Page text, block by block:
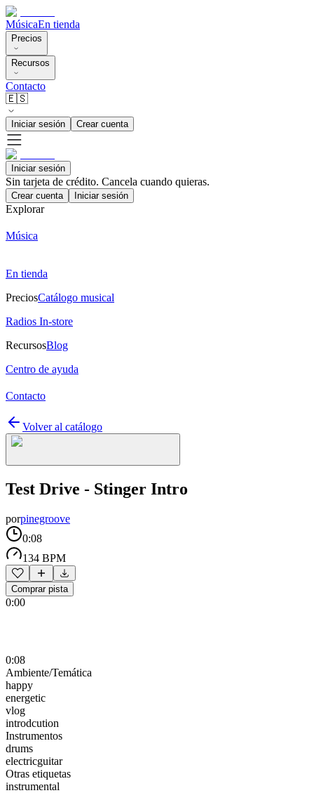
MúsicaEn tienda
Precios
Recursos
Contacto
🇪🇸
Iniciar sesión Crear cuenta
Iniciar sesión
Sin tarjeta de crédito. Cancela cuando quieras.
Crear cuenta Iniciar sesión
Explorar
Música
En tienda
PreciosCatálogo musical
Radios In-store
RecursosBlog
Centro de ayuda
Contacto
Volver al catálogo
Test Drive - Stinger Intro
porpinegroove
0:08
134 BPM
Comprar pista
0:00
0:08
Ambiente/Temática
happy
energetic
vlog
introdcution
Instrumentos
drums
electricguitar
Otras etiquetas
instrumental